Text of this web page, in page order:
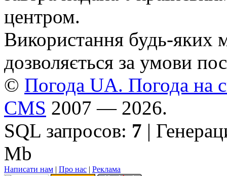
центром.
Використання будь-яких
дозволяється за умови
© Погода UA. Погода на
CMS 2007 — 2026.
SQL запросов: 7 |
Mb
Написати нам | Про нас | Реклама